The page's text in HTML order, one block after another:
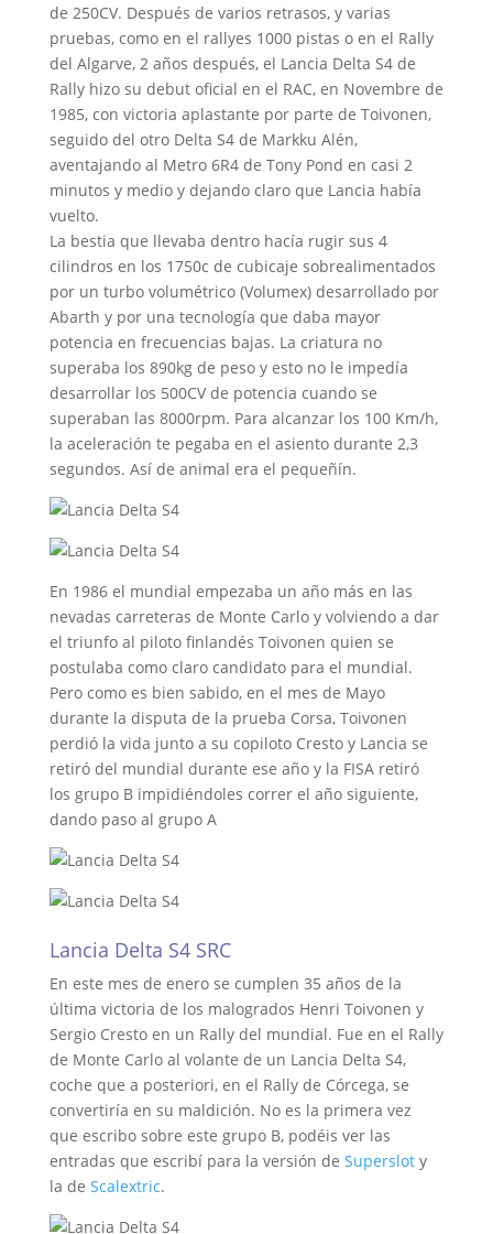
de 250CV. Después de varios retrasos, y varias
pruebas, como en el rallyes 1000 pistas o en el Rally
del Algarve, 2 años después, el Lancia Delta S4 de
Rally hizo su debut oficial en el RAC, en Novembre de
1985, con victoria aplastante por parte de Toivonen,
seguido del otro Delta S4 de Markku Alén,
aventajando al Metro 6R4 de Tony Pond en casi 2
minutos y medio y dejando claro que Lancia había
vuelto.
La bestia que llevaba dentro hacía rugir sus 4
cilindros en los 1750c de cubicaje sobrealimentados
por un turbo volumétrico (Volumex) desarrollado por
Abarth y por una tecnología que daba mayor
potencia en frecuencias bajas. La criatura no
superaba los 890kg de peso y esto no le impedía
desarrollar los 500CV de potencia cuando se
superaban las 8000rpm. Para alcanzar los 100 Km/h,
la aceleración te pegaba en el asiento durante 2,3
segundos. Así de animal era el pequeñín.
En 1986 el mundial empezaba un año más en las
nevadas carreteras de Monte Carlo y volviendo a dar
el triunfo al piloto finlandés Toivonen quien se
postulaba como claro candidato para el mundial.
Pero como es bien sabido, en el mes de Mayo
durante la disputa de la prueba Corsa, Toivonen
perdió la vida junto a su copiloto Cresto y Lancia se
retiró del mundial durante ese año y la FISA retiró
los grupo B impidiéndoles correr el año siguiente,
dando paso al grupo A
Lancia Delta S4 SRC
En este mes de enero se cumplen 35 años de la
última victoria de los malogrados Henri Toivonen y
Sergio Cresto en un Rally del mundial. Fue en el Rally
de Monte Carlo al volante de un Lancia Delta S4,
coche que a posteriori, en el Rally de Córcega, se
convertiría en su maldición. No es la primera vez
que escribo sobre este grupo B, podéis ver las
entradas que escribí para la versión de Supersloty
la de Scalextric.